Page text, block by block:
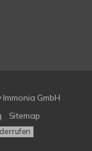
Immonia GmbH
Sitemap